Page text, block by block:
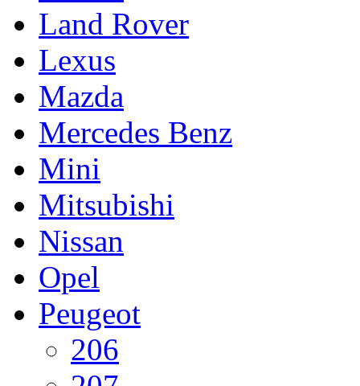
Land Rover
Lexus
Mazda
Mercedes Benz
Mini
Mitsubishi
Nissan
Opel
Peugeot
206